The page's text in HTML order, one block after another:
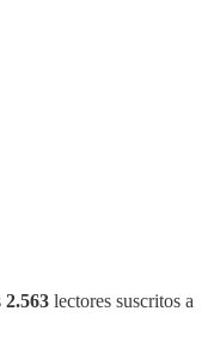
2.563 lectores suscritos a